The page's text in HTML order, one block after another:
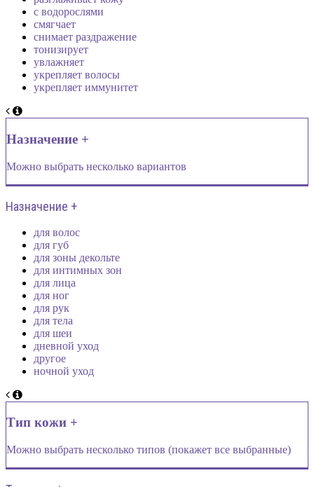
с водорослями
смягчает
снимает раздражение
тонизирует
увлажняет
укрепляет волосы
укрепляет иммунитет
Назначение +
Можно выбрать несколько вариантов
Назначение +
для волос
для губ
для зоны декольте
для интимных зон
для лица
для ног
для рук
для тела
для шеи
дневной уход
другое
ночной уход
Тип кожи +
Можно выбрать несколько типов (покажет все выбранные)